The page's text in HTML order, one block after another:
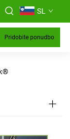
SL
Pridobite ponudbo